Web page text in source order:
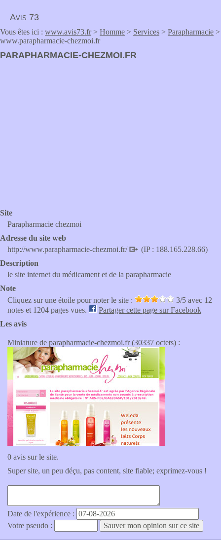
Avis 73
Vous êtes ici : www.avis73.fr> Homme > Services > Parapharmacie >
www.parapharmacie-chezmoi.fr
PARAPHARMACIE-CHEZMOI.FR
Site
Parapharmacie chezmoi
Adresse du site web
http://www.parapharmacie-chezmoi.fr/
(IP : 188.165.228.66)
Description
le site internet du médicament et de la parapharmacie
Note
Cliquez sur une étoile pour noter le site :
3/5 avec 12
notes et 1204 pages vues.
Partager cette page sur Facebook
Les avis
Miniature de parapharmacie-chezmoi.fr (30337 octets) :
0 avis sur le site.
Super site, un peu déçu, pas content, site fiable; exprimez-vous !
Date de l'expérience :
Votre pseudo :